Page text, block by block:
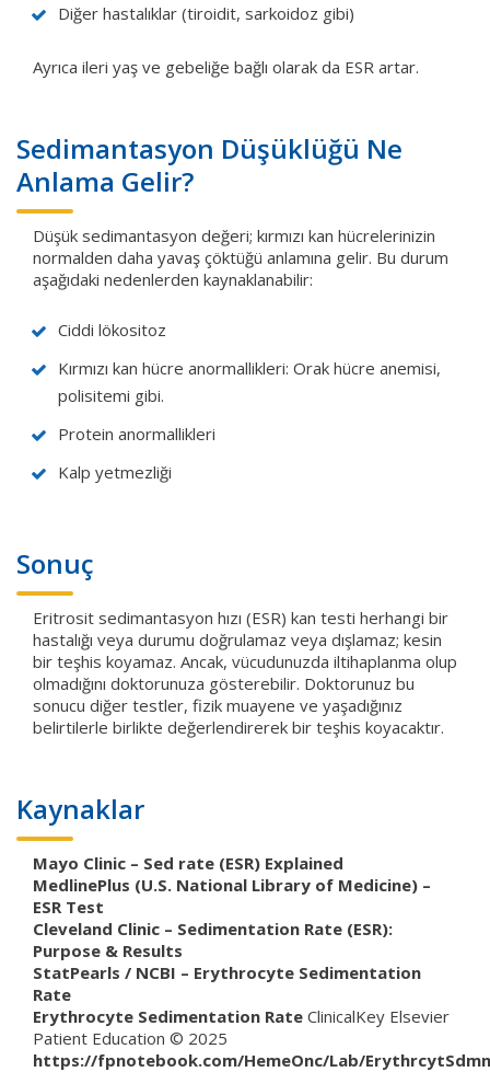
Diğer hastalıklar (tiroidit, sarkoidoz gibi)
Ayrıca ileri yaş ve gebeliğe bağlı olarak da ESR artar.
Sedimantasyon Düşüklüğü Ne
Anlama Gelir?
Düşük sedimantasyon değeri; kırmızı kan hücrelerinizin
normalden daha yavaş çöktüğü anlamına gelir. Bu durum
aşağıdaki nedenlerden kaynaklanabilir:
Ciddi lökositoz
Kırmızı kan hücre anormallikleri: Orak hücre anemisi,
polisitemi gibi.
Protein anormallikleri
Kalp yetmezliği
Sonuç
Eritrosit sedimantasyon hızı (ESR) kan testi herhangi bir
hastalığı veya durumu doğrulamaz veya dışlamaz; kesin
bir teşhis koyamaz. Ancak, vücudunuzda iltihaplanma olup
olmadığını doktorunuza gösterebilir. Doktorunuz bu
sonucu diğer testler, fizik muayene ve yaşadığınız
belirtilerle birlikte değerlendirerek bir teşhis koyacaktır.
Kaynaklar
Mayo Clinic – Sed rate (ESR) Explained
MedlinePlus (U.S. National Library of Medicine) –
ESR Test
Cleveland Clinic – Sedimentation Rate (ESR):
Purpose & Results
StatPearls / NCBI – Erythrocyte Sedimentation
Rate
Erythrocyte Sedimentation Rate ClinicalKey Elsevier
Patient Education © 2025
https://fpnotebook.com/HemeOnc/Lab/